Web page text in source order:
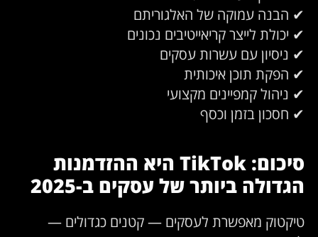
✔ הבנה עמוקה של האלגוריתם
✔ יכולת לייצר קריאייטיבים נכונים
✔ ניסיון עם עשרות עסקים
✔ הפקת תוכן איכותית
✔ ניהול קמפיינים מקצועי
✔ חסכון בזמן וכסף
סיכום: TikTok היא ההזדמנות
הגדולה ביותר של עסקים ב-2025
טיקטוק מאפשרת לעסקים — קטנים כגדולים —